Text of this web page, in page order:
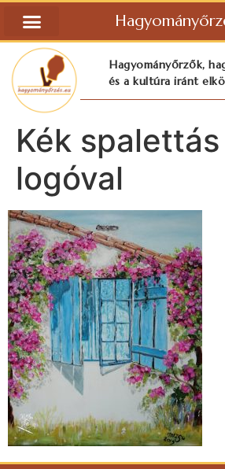
Hagyományőrzők,
és a kultúra iránt
Kék
logóval